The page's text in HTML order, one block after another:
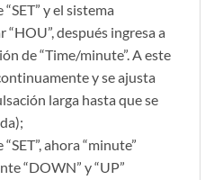
y el sistema
después ingresa a
de “Time/minute”. A este
y se ajusta
larga hasta que se
ahora “minute”
“DOWN” y “UP”